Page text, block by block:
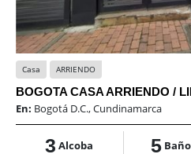
Casa ARRIENDO
BOGOTA CASA ARRIENDO /
En: Bogotá D.C., Cundinamarca
3 Alcoba 5